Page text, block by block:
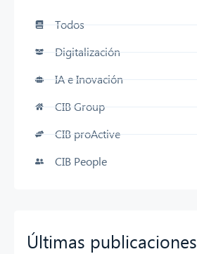
Todos
Digitalización
IA e Inovación
CIB Group
CIB proActive
CIB People
Últimas publicaciones